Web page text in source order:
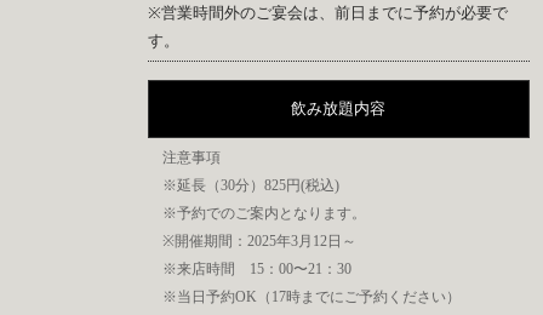
※営業時間外のご宴会は、前日までに予約が必要で
す。
飲み放題内容
注意事項
※延長（30分）825円(税込)
※予約でのご案内となります。
※開催期間：2025年3月12日～
※来店時間 15：00〜21：30
※当日予約OK（17時までにご予約ください）